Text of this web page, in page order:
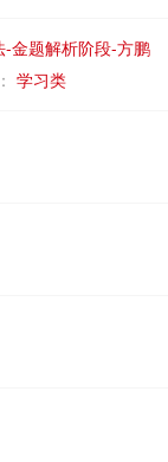
金题解析阶段-方鹏
学习类